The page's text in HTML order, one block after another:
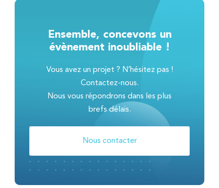
Ensemble, concevons un
évènement inoubliable !
Vous avez un projet ? N’hésitez pas !
Contactez-nous.
Nous vous répondrons dans les plus
brefs délais.
Nous contacter